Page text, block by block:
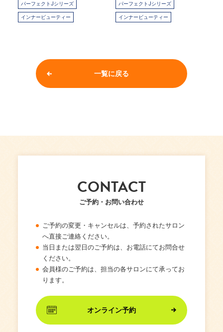
パーフェクトJシリーズ
インナービューティー
パーフェクトJシリーズ
インナービューティー
一覧に戻る
CONTACT
ご予約・お問い合わせ
ご予約の変更・キャンセルは、予約されたサロン
へ直接ご連絡ください。
当日または翌日のご予約は、お電話にてお問合せ
ください。
会員様のご予約は、担当の各サロンにて承ってお
ります。
オンライン予約